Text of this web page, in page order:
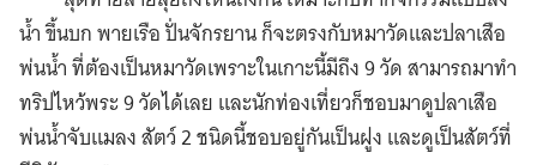
น้ำ ขึ้นบก พายเรือ ปั่นจักรยาน ก็จะตรงกับหมาวัดและปลาเสือ
พ่นน้ำ ที่ต้องเป็นหมาวัดเพราะในเกาะนี้มีถึง 9 วัด สามารถมาทำ
ทริปไหว้พระ 9 วัดได้เลย และนักท่องเที่ยวก็ชอบมาดูปลาเสือ
พ่นน้ำจับแมลง สัตว์ 2 ชนิดนี้ชอบอยู่กันเป็นฝูง และดูเป็นสัตว์ที่